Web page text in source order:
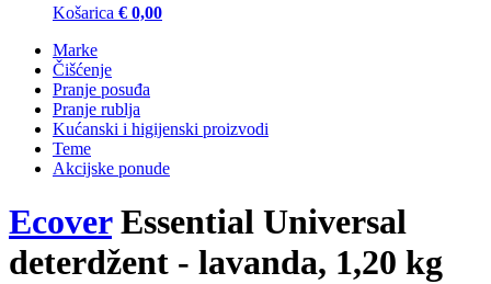
Košarica € 0,00
Marke
Čišćenje
Pranje posuđa
Pranje rublja
Kućanski i higijenski proizvodi
Teme
Akcijske ponude
EcoverEssential Universal
deterdžent - lavanda, 1,20 kg